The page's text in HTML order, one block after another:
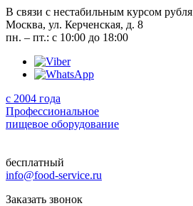
В связи с нестабильным курсом
Москва, ул. Керченская, д. 8
пн. – пт.: с 10:00 до 18:00
с 2004 года
Профессиональное
пищевое оборудование
бесплатный
info@food-service.ru
Заказать звонок